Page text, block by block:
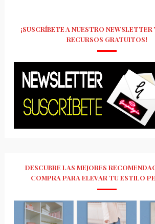
¡SUSCRÍBETE A NUESTRO NEWSLETTER
RECURSOS GRATUITOS!
DESCUBRE LAS MEJORES
COMPRA PARA ELEVAR TU ESTILO